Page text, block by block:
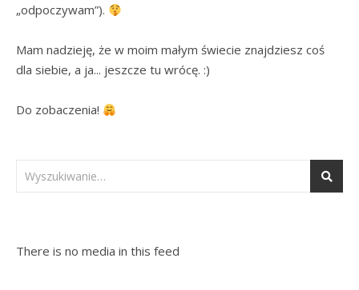
„odpoczywam”).
Mam nadzieję, że w moim małym świecie znajdziesz coś
dla siebie, a ja... jeszcze tu wrócę. :)
Do zobaczenia!
There is no media in this feed